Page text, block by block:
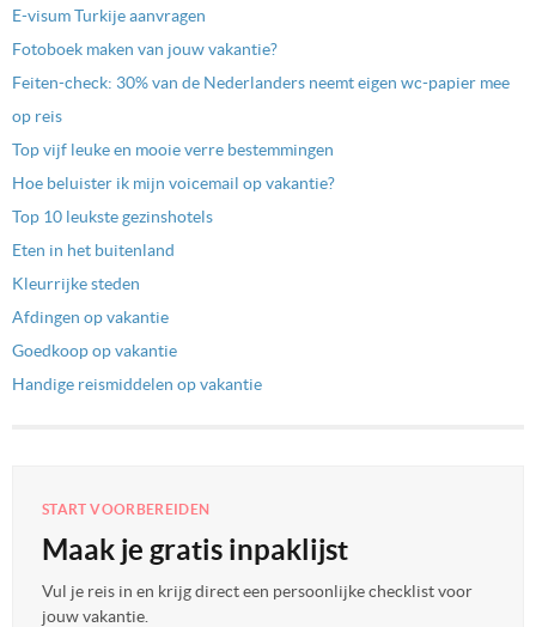
E-visum Turkije aanvragen
Fotoboek maken van jouw vakantie?
Feiten-check: 30% van de Nederlanders neemt eigen wc-papier mee
op reis
Top vijf leuke en mooie verre bestemmingen
Hoe beluister ik mijn voicemail op vakantie?
Top 10 leukste gezinshotels
Eten in het buitenland
Kleurrijke steden
Afdingen op vakantie
Goedkoop op vakantie
Handige reismiddelen op vakantie
START VOORBEREIDEN
Maak je gratis inpaklijst
Vul je reis in en krijg direct een persoonlijke checklist voor
jouw vakantie.